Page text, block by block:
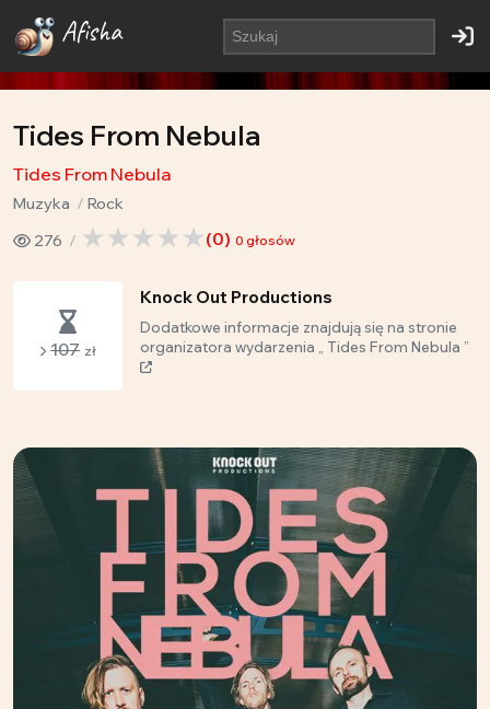
Afisha
Tides From Nebula
Tides From Nebula
Muzyka
Rock
276
(0) 0 głosów
107 zł
Knock Out Productions
Dodatkowe informacje znajdują się na stronie
organizatora wydarzenia „ Tides From Nebula ”